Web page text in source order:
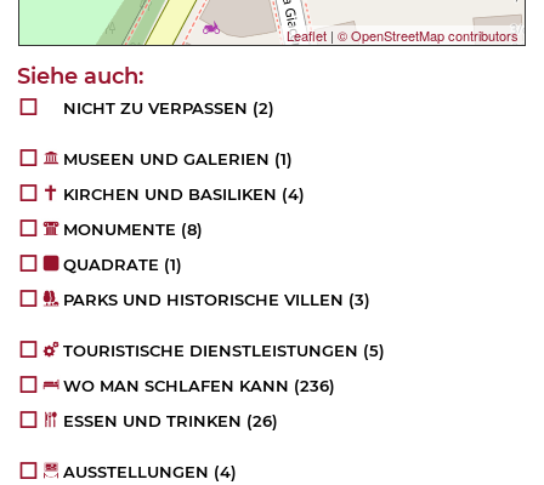
Leaflet | © OpenStreetMap contributors
NICHT ZU VERPASSEN (2)
MUSEEN UND GALERIEN (1)
KIRCHEN UND BASILIKEN (4)
MONUMENTE (8)
QUADRATE (1)
PARKS UND HISTORISCHE VILLEN (3)
TOURISTISCHE DIENSTLEISTUNGEN (5)
WO MAN SCHLAFEN KANN (236)
ESSEN UND TRINKEN (26)
AUSSTELLUNGEN (4)